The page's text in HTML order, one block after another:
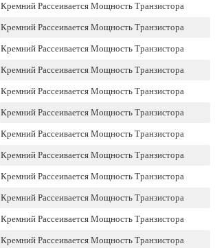
Кремний Рассеивается Мощность Транзистора
Кремний Рассеивается Мощность Транзистора
Кремний Рассеивается Мощность Транзистора
Кремний Рассеивается Мощность Транзистора
Кремний Рассеивается Мощность Транзистора
Кремний Рассеивается Мощность Транзистора
Кремний Рассеивается Мощность Транзистора
Кремний Рассеивается Мощность Транзистора
Кремний Рассеивается Мощность Транзистора
Кремний Рассеивается Мощность Транзистора
Кремний Рассеивается Мощность Транзистора
Кремний Рассеивается Мощность Транзистора